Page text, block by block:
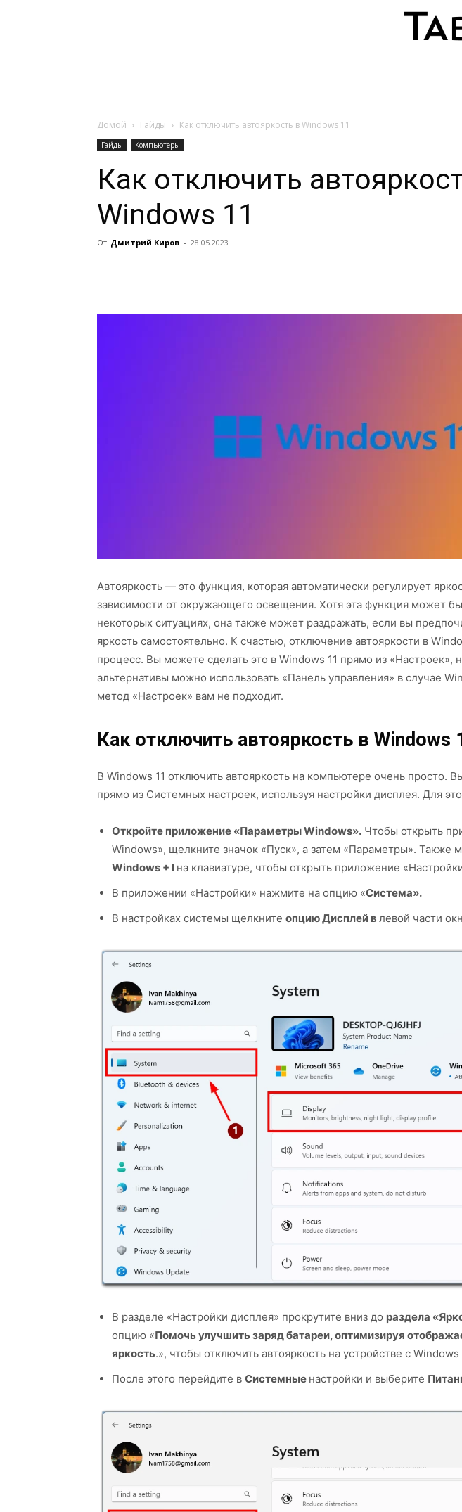
Домой Гайды Как отключить автояркость в Windows 11
Гайды Компьютеры
Как отключить
Windows 11
От Дмитрий Киров - 28.05.2023
Автояркость — это функция, которая автоматически регулирует
зависимости от окружающего освещения. Хотя эта функция может
некоторых ситуациях, она также может раздражать, если вы
яркость самостоятельно. К счастью, отключение автояркости в
процесс. Вы можете сделать это в Windows 11 прямо из «Настроек»,
альтернативы можно использовать «Панель управления» в случае
метод «Настроек» вам не подходит.
Как отключить автояркость в Windows
В Windows 11 отключить автояркость на компьютере очень просто.
прямо из Системных настроек, используя настройки дисплея. Для
Откройте приложение «Параметры Windows». Чтобы открыть
Windows», щелкните значок «Пуск», а затем «Параметры». Также
Windows + I на клавиатуре, чтобы открыть приложение
В приложении «Настройки» нажмите на опцию «Система».
В настройках системы щелкните опцию Дисплей в левой части
В разделе «Настройки дисплея» прокрутите вниз до раздела
опцию «Помочь улучшить заряд батареи, оптимизируя
яркость.», чтобы отключить автояркость на устройстве с Windows
После этого перейдите в Системные настройки и выберите